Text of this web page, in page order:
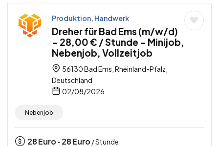
Produktion, Handwerk
Dreher für Bad Ems (m/w/d)
– 28,00 € / Stunde – Minijob,
Nebenjob, Vollzeitjob
56130 Bad Ems, Rheinland-Pfalz,
Deutschland
02/08/2026
Nebenjob
28Euro - 28Euro / Stunde